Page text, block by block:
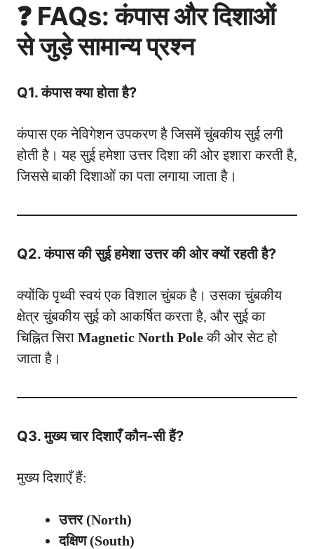
❓ FAQs: कंपास और दिशाओं
से जुड़े सामान्य प्रश्न
Q1. कंपास क्या होता है?
कंपास एक नेविगेशन उपकरण है जिसमें चुंबकीय सुई लगी
होती है। यह सुई हमेशा उत्तर दिशा की ओर इशारा करती है,
जिससे बाकी दिशाओं का पता लगाया जाता है।
Q2. कंपास की सुई हमेशा उत्तर की ओर क्यों रहती है?
क्योंकि पृथ्वी स्वयं एक विशाल चुंबक है। उसका चुंबकीय
क्षेत्र चुंबकीय सुई को आकर्षित करता है, और सुई का
चिह्नित सिरा Magnetic North Poleकी ओर सेट हो
जाता है।
Q3. मुख्य चार दिशाएँ कौन-सी हैं?
मुख्य दिशाएँ हैं:
उत्तर (North)
दक्षिण (South)